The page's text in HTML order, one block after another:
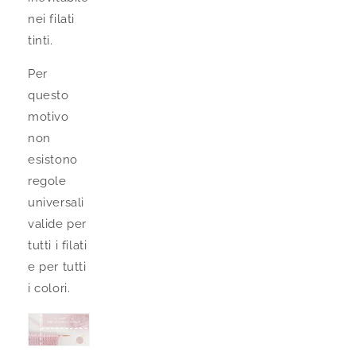
nei filati
tinti.
Per
questo
motivo
non
esistono
regole
universali
valide per
tutti i filati
e per tutti
i colori.